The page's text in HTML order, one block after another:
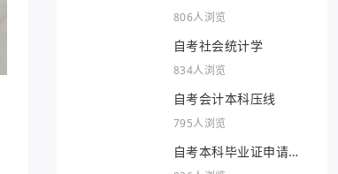
806人浏览
自考社会统计学
834人浏览
自考会计本科压线
795人浏览
自考本科毕业证申请条
件